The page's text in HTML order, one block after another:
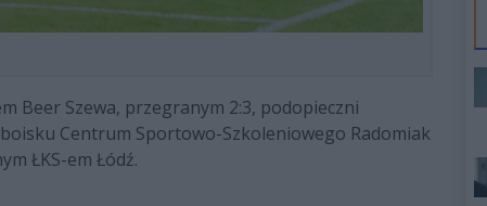
Beer Szewa, przegranym 2:3, podopieczni
Centrum Sportowo-Szkoleniowego Radomiak
ŁKS-em Łódź.